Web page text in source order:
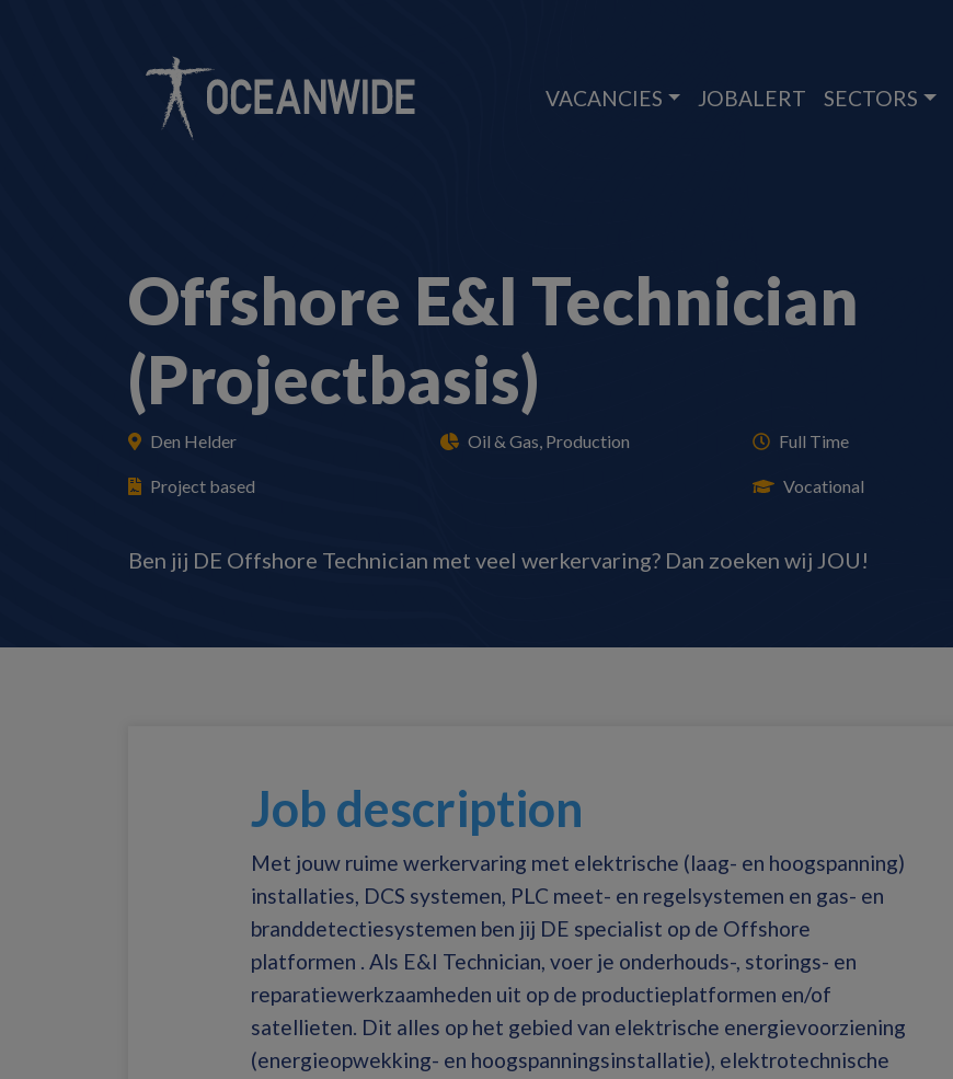
VACANCIES JOBALERT SECTORS
Offshore E&I Technician
(Projectbasis)
Den Helder Oil & Gas, Production Full Time
Project based Vocational
Ben jij DE Offshore Technician met veel werkervaring? Dan zoeken wij JOU!
Job description
Met jouw ruime werkervaring met elektrische (laag- en hoogspanning)
installaties, DCS systemen, PLC meet- en regelsystemen en gas- en
branddetectiesystemen ben jij DE specialist op de Offshore
platformen . Als E&I Technician, voer je onderhouds-, storings- en
reparatiewerkzaamheden uit op de productieplatformen en/of
satellieten. Dit alles op het gebied van elektrische energievoorziening
(energieopwekking- en hoogspanningsinstallatie), elektrotechnische